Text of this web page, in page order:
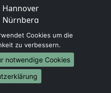
Hannover
Nürnberg
Duisburg
Bochum
Wuppertal
Bielefeld
Bonn
Cookies um die
zu verbessern.
notwendige Cookies